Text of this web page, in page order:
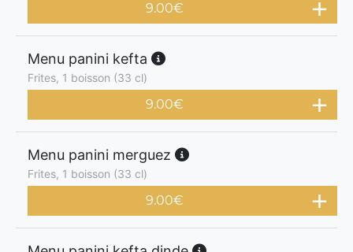
9.00€
Menu panini kefta
Frites, 1 boisson (33 cl)
9.00€
Menu panini merguez
Frites, 1 boisson (33 cl)
9.00€